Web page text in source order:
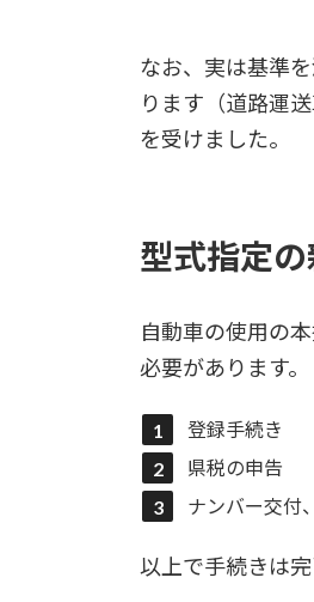
なお、実は基準
ります（道路運
を受けました。
型式指定
自動車の使用の
必要があります。
登録手続き
県税の申告
ナンバー交付
以上で手続きは完